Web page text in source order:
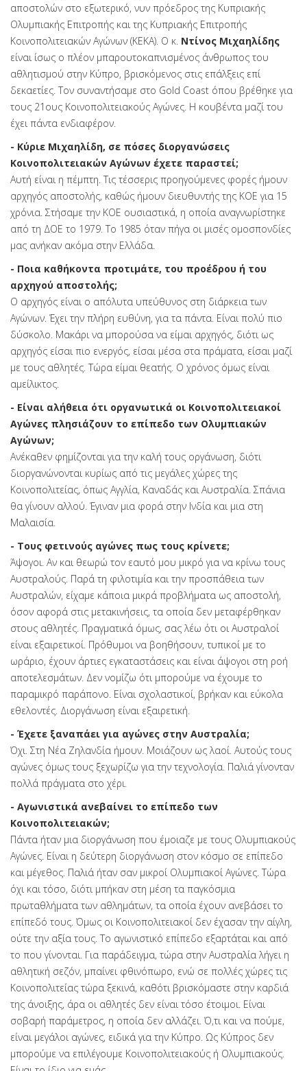
αποστολών στο εξωτερικό, νυν πρόεδρος της Κυπριακής
Ολυμπιακής Επιτροπής και της Κυπριακής Επιτροπής
Κοινοπολιτειακών Αγώνων (ΚΕΚΑ). Ο κ. Ντίνος Μιχαηλίδης
είναι ίσως ο πλέον μπαρουτοκαπνισμένος άνθρωπος του
αθλητισμού στην Κύπρο, βρισκόμενος στις επάλξεις επί
δεκαετίες. Τον συναντήσαμε στο Gold Coast όπου βρέθηκε για
τους 21ους Κοινοπολιτειακούς Αγώνες. Η κουβέντα μαζί του
έχει πάντα ενδιαφέρον.
- Κύριε Μιχαηλίδη, σε πόσες διοργανώσεις
Κοινοπολιτειακών Αγώνων έχετε παραστεί;
Αυτή είναι η πέμπτη. Τις τέσσερις προηγούμενες φορές ήμουν
αρχηγός αποστολής, καθώς ήμουν διευθυντής της ΚΟΕ για 15
χρόνια. Στήσαμε την ΚΟΕ ουσιαστικά, η οποία αναγνωρίστηκε
από τη ΔΟΕ το 1979. Το 1985 όταν πήγα οι μισές ομοσπονδίες
μας ανήκαν ακόμα στην Ελλάδα.
- Ποια καθήκοντα προτιμάτε, του προέδρου ή του
αρχηγού αποστολής;
Ο αρχηγός είναι ο απόλυτα υπεύθυνος στη διάρκεια των
Αγώνων. Έχει την πλήρη ευθύνη, για τα πάντα. Είναι πολύ πιο
δύσκολο. Μακάρι να μπορούσα να είμαι αρχηγός, διότι ως
αρχηγός είσαι πιο ενεργός, είσαι μέσα στα πράματα, είσαι μαζί
με τους αθλητές. Τώρα είμαι θεατής. Ο χρόνος όμως είναι
αμείλικτος.
- Είναι αλήθεια ότι οργανωτικά οι Κοινοπολιτειακοί
Αγώνες πλησιάζουν το επίπεδο των Ολυμπιακών
Αγώνων;
Ανέκαθεν φημίζονται για την καλή τους οργάνωση, διότι
διοργανώνονται κυρίως από τις μεγάλες χώρες της
Κοινοπολιτείας, όπως Αγγλία, Καναδάς και Αυστραλία. Σπάνια
θα γίνουν αλλού. Έγιναν μια φορά στην Ινδία και μια στη
Μαλαισία.
- Τους φετινούς αγώνες πως τους κρίνετε;
Άψογοι. Αν και θεωρώ τον εαυτό μου μικρό για να κρίνω τους
Αυστραλούς. Παρά τη φιλοτιμία και την προσπάθεια των
Αυστραλών, είχαμε κάποια μικρά προβλήματα ως αποστολή,
όσον αφορά στις μετακινήσεις, τα οποία δεν μεταφέρθηκαν
στους αθλητές. Πραγματικά όμως, σας λέω ότι οι Αυστραλοί
είναι εξαιρετικοί. Πρόθυμοι να βοηθήσουν, τυπικοί με το
ωράριο, έχουν άρτιες εγκαταστάσεις και είναι άψογοι στη ροή
αποτελεσμάτων. Δεν νομίζω ότι μπορούμε να έχουμε το
παραμικρό παράπονο. Είναι σχολαστικοί, βρήκαν και εύκολα
εθελοντές. Διοργάνωση είναι εξαιρετική.
- Έχετε ξαναπάει για αγώνες στην Αυστραλία;
Όχι. Στη Νέα Ζηλανδία ήμουν. Μοιάζουν ως λαοί. Αυτούς τους
αγώνες όμως τους ξεχωρίζω για την τεχνολογία. Παλιά γίνονταν
πολλά πράγματα στο χέρι.
- Αγωνιστικά ανεβαίνει το επίπεδο των
Κοινοπολιτειακών;
Πάντα ήταν μια διοργάνωση που έμοιαζε με τους Ολυμπιακούς
Αγώνες. Είναι η δεύτερη διοργάνωση στον κόσμο σε επίπεδο
και μέγεθος. Παλιά ήταν σαν μικροί Ολυμπιακοί Αγώνες. Τώρα
όχι και τόσο, διότι μπήκαν στη μέση τα παγκόσμια
πρωταθλήματα των αθλημάτων, τα οποία έχουν ανεβάσει το
επίπεδό τους. Όμως οι Κοινοπολιτειακοί δεν έχασαν την αίγλη,
ούτε την αξία τους. Το αγωνιστικό επίπεδο εξαρτάται και από
το που γίνονται. Για παράδειγμα, τώρα στην Αυστραλία λήγει η
αθλητική σεζόν, μπαίνει φθινόπωρο, ενώ σε πολλές χώρες τις
Κοινοπολιτείας τώρα ξεκινά, καθότι βρισκόμαστε στην καρδιά
της άνοιξης, άρα οι αθλητές δεν είναι τόσο έτοιμοι. Είναι
σοβαρή παράμετρος, η οποία δεν αλλάζει. Ό,τι και να πούμε,
είναι μεγάλοι αγώνες, ειδικά για την Κύπρο. Ως Κύπρος δεν
μπορούμε να επιλέγουμε Κοινοπολιτειακούς ή Ολυμπιακούς.